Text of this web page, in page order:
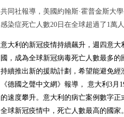
共同社報導，美國約翰斯·霍普金斯大
感染症死亡人數20日在全球超過了1萬
意大利的新冠疫情持續飆升，週四意
國，成為全球新冠病毒死亡人數最多
持續推出新的援助計劃，希望能避免經
《德國之聲中文網》報導， 意大利3
的速度攀升。意大利的病亡案例數字
全球新冠疫情中，死亡人數最高的國家